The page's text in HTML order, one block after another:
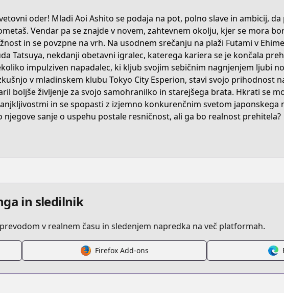
4db0-b448-d9afa3d698f1
B093M9P3ZP
ashi
www.cdjapan.co.jp/product/NEOBK-2469751
oder! Mladi Aoi Ashito se podaja na pot, polno slave in ambicij,
Vendar pa se znajde v novem, zahtevnem okolju, kjer se mora
in se povzpne na vrh. Na usodnem srečanju na plaži Futami v
Tatsuya, nekdanji obetavni igralec, katerega kariera se je končala
impulziven napadalec, ki kljub svojim sebičnim nagnjenjem ljubi
v mladinskem klubu Tokyo City Esperion, stavi svojo prihodnost
boljše življenje za svojo samohranilko in starejšega brata. Hkrati se
in se spopasti z izjemno konkurenčnim svetom japonskega
njegove sanje o uspehu postale resničnost, ali ga bo realnost prehitela?
in sledilnik
v realnem času in sledenjem napredka na več platformah.
Firefox Add-ons